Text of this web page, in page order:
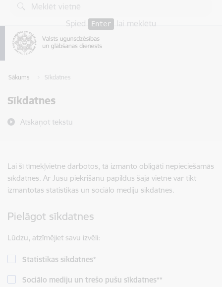
Pāriet uz lapas saturu
Spied
Enter lai meklētu
Sākums Sīkdatnes
Sīkdatnes
Atskaņot tekstu
Lai šī tīmekļvietne darbotos, tā izmanto obligāti nepieciešamās
sīkdatnes. Ar Jūsu piekrišanu papildus šajā vietnē var tikt
izmantotas statistikas un sociālo mediju sīkdatnes.
Pielāgot sīkdatnes
Lūdzu, atzīmējiet savu izvēli:
Statistikas sīkdatnes*
Sociālo mediju un trešo pušu sīkdatnes**